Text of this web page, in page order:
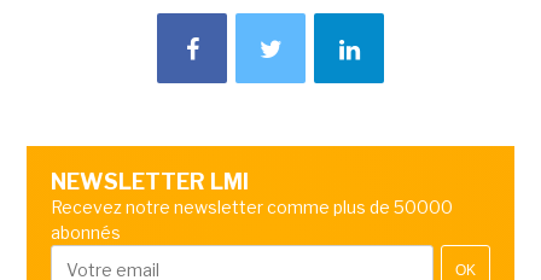
NEWSLETTER LMI
Recevez notre newsletter comme plus de 50000
abonnés
OK